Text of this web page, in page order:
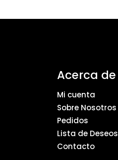
Acerca de
Mi cuenta
Sobre Nosotros
Pedidos
Lista de Deseos
Contacto